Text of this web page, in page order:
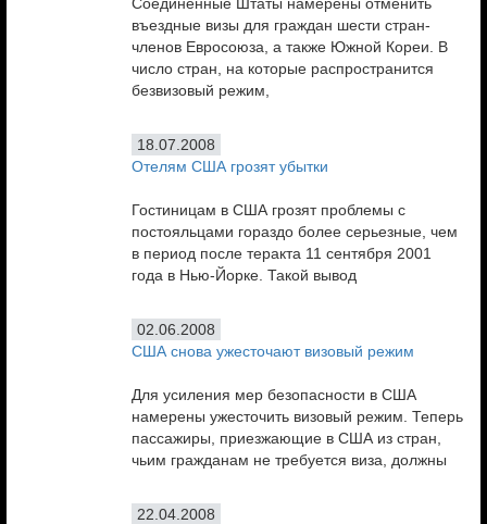
въездные визы для граждан шести стран-
членов Евросоюза, а также Южной Кореи. В
число стран, на которые распространится
безвизовый режим,
18.07.2008
Отелям США грозят убытки
Гостиницам в США грозят проблемы с
постояльцами гораздо более серьезные, чем
в период после теракта 11 сентября 2001
года в Нью-Йорке. Такой вывод
02.06.2008
США снова ужесточают визовый режим
Для усиления мер безопасности в США
намерены ужесточить визовый режим. Теперь
пассажиры, приезжающие в США из стран,
чьим гражданам не требуется виза, должны
22.04.2008